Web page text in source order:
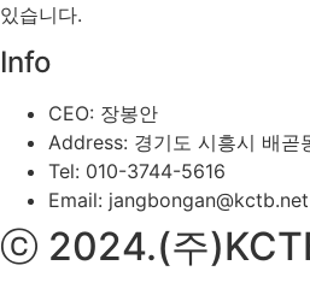
있습니다.
Info
CEO: 장봉안
Address: 경기도 시흥시 배곧
Tel: 010-3744-5616
Email: jangbongan@kctb.net
ⓒ 2024.(주